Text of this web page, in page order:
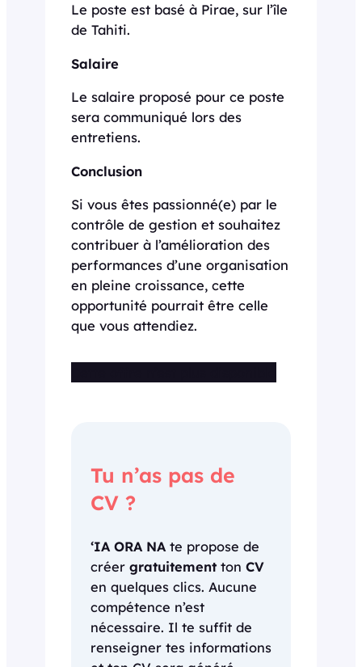
Le poste est basé à Pirae, sur l’île
de Tahiti.
Salaire
Le salaire proposé pour ce poste
sera communiqué lors des
entretiens.
Conclusion
Si vous êtes passionné(e) par le
contrôle de gestion et souhaitez
contribuer à l’amélioration des
performances d’une organisation
en pleine croissance, cette
opportunité pourrait être celle
que vous attendiez.
Tu n’as pas de
CV ?
‘IA ORA NA te propose de
créer gratuitementton CV
en quelques clics. Aucune
compétence n’est
nécessaire. Il te suffit de
renseigner tes informations